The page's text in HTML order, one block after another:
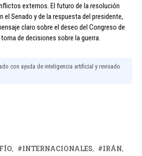
externos. El futuro de la resolución
el Senado y de la respuesta del presidente,
claro sobre el deseo del Congreso de
de decisiones sobre la guerra.
con ayuda de inteligencia artificial y revisado
INTERNACIONALES
IRÁN